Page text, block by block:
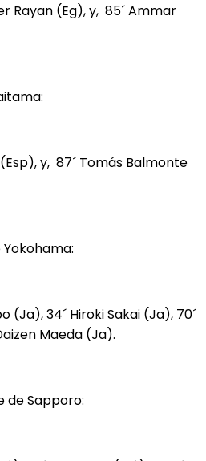
Rayan (Eg), y, 85´ Ammar
y, 87´ Tomás Balmonte
(Ja), 34´ Hiroki Sakai (Ja), 70´
Maeda (Ja).
de Sapporo: